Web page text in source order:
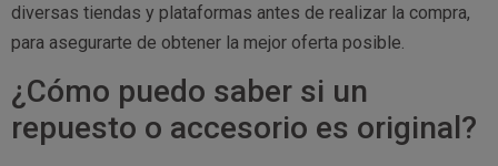
diversas tiendas y plataformas antes de realizar la compra,
para asegurarte de obtener la mejor oferta posible.
¿Cómo puedo saber si un
repuesto o accesorio es original?